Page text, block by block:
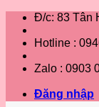
qua
dung
Đ/c: 83 Tân
Hotline :
Zalo : 0903
Đăng nhập